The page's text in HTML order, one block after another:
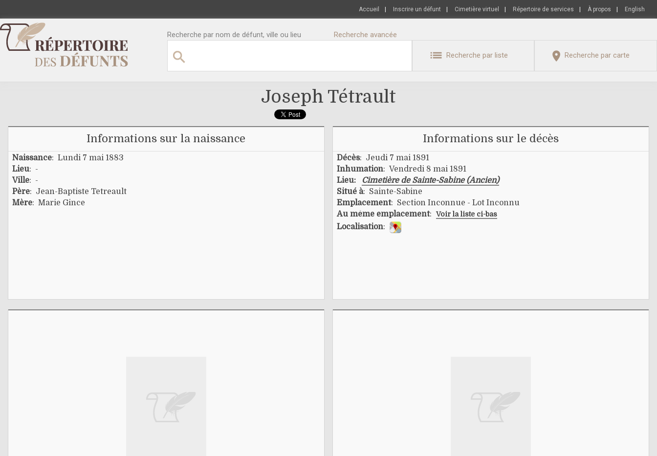
Accueil Inscrire un défunt Cimetière virtuel Répertoire de services À propos English
Recherche par nom de défunt, ville ou lieu Recherche avancée
Recherche par liste Recherche par carte
Joseph Tétrault
Informations sur la naissance
Naissance: Lundi 7 mai 1883
Lieu: -
Ville: -
Père: Jean-Baptiste Tetreault
Mère: Marie Gince
Informations sur le décès
Décès: Jeudi 7 mai 1891
Inhumation: Vendredi 8 mai 1891
Lieu:
Cimetière de Sainte-Sabine (Ancien)
Situé à: Sainte-Sabine
Emplacement: Section Inconnue - Lot Inconnu
Au même emplacement: Voir la liste ci-bas
Localisation: